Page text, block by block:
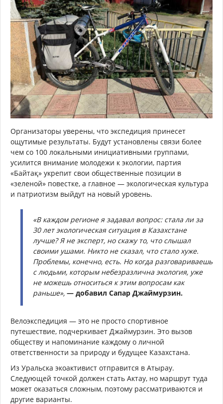
Организаторы уверены, что экспедиция принесет
ощутимые результаты. Будут установлены связи более
чем со 100 локальными инициативными группами,
усилится внимание молодежи к экологии, партия
«Байтақ» укрепит свои общественные позиции в
«зеленой» повестке, а главное — экологическая культура
и патриотизм выйдут на новый уровень.
«В каждом регионе я задавал вопрос: стала ли за
30 лет экологическая ситуация в Казахстане
лучше? Я не эксперт, но скажу то, что слышал
своими ушами. Никто не сказал, что стало хуже.
Проблемы, конечно, есть. Но когда разговариваешь
с людьми, которым небезразлична экология, уже
не можешь относиться к этим вопросам как
раньше», — добавил Сапар Джаймурзин.
Велоэкспедиция — это не просто спортивное
путешествие, подчеркивает Джаймурзин. Это вызов
обществу и напоминание каждому о личной
ответственности за природу и будущее Казахстана.
Из Уральска экоактивист отправится в Атырау.
Следующей точкой должен стать Актау, но маршрут туда
может оказаться сложным, поэтому рассматриваются и
другие варианты.